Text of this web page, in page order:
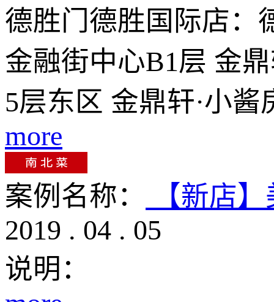
德胜门德胜国际店：
金融街中心B1层 金
5层东区 金鼎轩·小
more
案例名称：
【新店
2019 . 04 . 05
说明：